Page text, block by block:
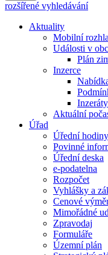
rozšířené vyhledávání
Aktuality
Mobilní
Události v
Plán
Inzerce
Inzeráty
Aktuální
Úřad
Úřední hodiny
Povinné
Úřední deska
e-podatelna
Rozpočet
Vyhlášky a
Cenové
Mimořádné
Zpravodaj
Formuláře
Územní plán